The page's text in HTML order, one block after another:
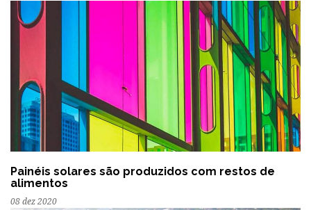
Painéis solares são produzidos com restos de
alimentos
08 dez 2020